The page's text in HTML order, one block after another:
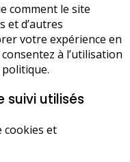
comment le site
et d’autres
votre expérience en
à l’utilisation
suivi utilisés
cookies et